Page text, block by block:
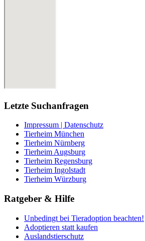
Letzte Suchanfragen
Impressum | Datenschutz
Tierheim München
Tierheim Nürnberg
Tierheim Augsburg
Tierheim Regensburg
Tierheim Ingolstadt
Tierheim Würzburg
Ratgeber & Hilfe
Unbedingt bei Tieradoption beachten!
Adoptieren statt kaufen
Auslandstierschutz